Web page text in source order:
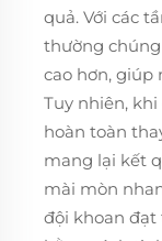
quả. Với các
thường
cao hơn, giúp
Tuy nhiên,
hoàn toàn
mang lại kết
mài mòn
đội khoan đạt